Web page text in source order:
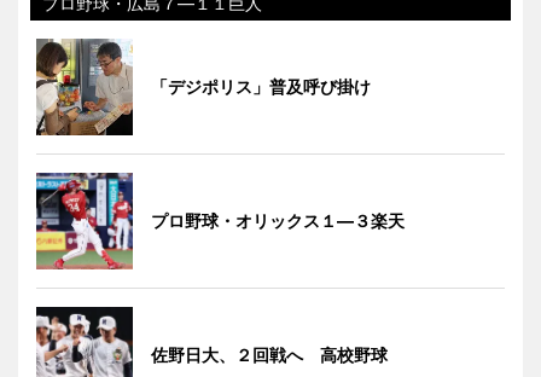
「デジポリス」普及呼び掛け
プロ野球・オリックス１―３楽天
佐野日大、２回戦へ 高校野球